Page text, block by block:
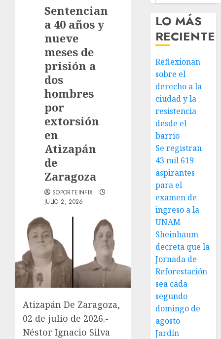
Sentencian
a 40 años y
nueve
meses de
prisión a
dos
hombres
por
extorsión
en
Atizapán
de
Zaragoza
SOPORTEINFIX
JULIO 2, 2026
Atizapán De Zaragoza,
02 de julio de 2026.-
Néstor Ignacio Silva
LO MÁS
RECIENTE
Reflexionan
sobre el
derecho a la
ciudad y la
resistencia
desde el
barrio
Se registran
43 mil 619
aspirantes
para el
examen de
ingreso a la
UNAM
Sheinbaum
decreta que la
Jornada de
Reforestación
sea cada
segundo
domingo de
agosto
Jardín